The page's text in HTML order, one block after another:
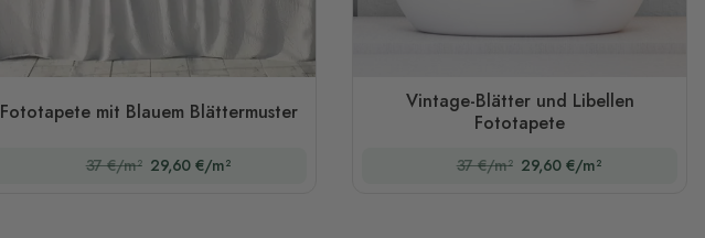
Fototapete mit Blauem Blättermuster
37 €/m² 29,60 €/m²
Vintage-Blätter und Libellen
Fototapete
37 €/m² 29,60 €/m²